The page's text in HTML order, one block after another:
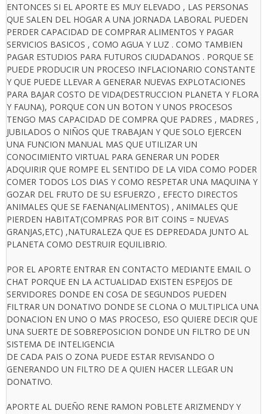
ENTONCES SI EL APORTE ES MUY ELEVADO , LAS PERSONAS
QUE SALEN DEL HOGAR A UNA JORNADA LABORAL PUEDEN
PERDER CAPACIDAD DE COMPRAR ALIMENTOS Y PAGAR
SERVICIOS BASICOS , COMO AGUA Y LUZ . COMO TAMBIEN
PAGAR ESTUDIOS PARA FUTUROS CIUDADANOS . PORQUE SE
PUEDE PRODUCIR UN PROCESO INFLACIONARIO CONSTANTE
Y QUE PUEDE LLEVAR A GENERAR NUEVAS EXPLOTACIONES
PARA BAJAR COSTO DE VIDA(DESTRUCCION PLANETA Y FLORA
Y FAUNA), PORQUE CON UN BOTON Y UNOS PROCESOS
TENGO MAS CAPACIDAD DE COMPRA QUE PADRES , MADRES ,
JUBILADOS O NIÑOS QUE TRABAJAN Y QUE SOLO EJERCEN
UNA FUNCION MANUAL MAS QUE UTILIZAR UN
CONOCIMIENTO VIRTUAL PARA GENERAR UN PODER
ADQUIRIR QUE ROMPE EL SENTIDO DE LA VIDA COMO PODER
COMER TODOS LOS DIAS Y COMO RESPETAR UNA MAQUINA Y
GOZAR DEL FRUTO DE SU ESFUERZO , EFECTO DIRECTOS
ANIMALES QUE SE FAENAN(ALIMENTOS) , ANIMALES QUE
PIERDEN HABITAT(COMPRAS POR BIT COINS = NUEVAS
GRANJAS,ETC) ,NATURALEZA QUE ES DEPREDADA JUNTO AL
PLANETA COMO DESTRUIR EQUILIBRIO.
POR EL APORTE ENTRAR EN CONTACTO MEDIANTE EMAIL O
CHAT PORQUE EN LA ACTUALIDAD EXISTEN ESPEJOS DE
SERVIDORES DONDE EN COSA DE SEGUNDOS PUEDEN
FILTRAR UN DONATIVO DONDE SE CLONA O MULTIPLICA UNA
DONACION EN UNO O MAS PROCESO, ESO QUIERE DECIR QUE
UNA SUERTE DE SOBREPOSICION DONDE UN FILTRO DE UN
SISTEMA DE INTELIGENCIA
DE CADA PAIS O ZONA PUEDE ESTAR REVISANDO O
GENERANDO UN FILTRO DE A QUIEN HACER LLEGAR UN
DONATIVO.
APORTE AL DUEÑO RENE RAMON POBLETE ARIZMENDY Y